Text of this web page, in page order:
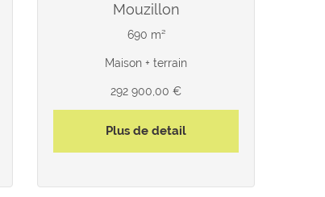
mouzillon
690 m²
Maison + terrain
292 900,00 €
Plus de detail